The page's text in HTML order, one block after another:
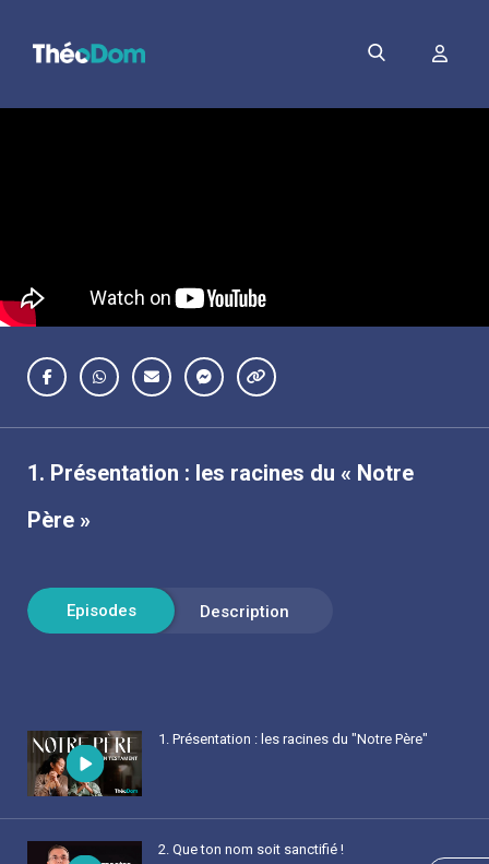
1. Présentation : les racines du « Notre
Père »
1 . Présentation : les racines du "Notre Père"
2. Que ton nom soit sanctifié !